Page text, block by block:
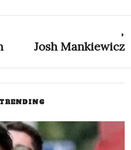
Josh Mankiewicz
TRENDING